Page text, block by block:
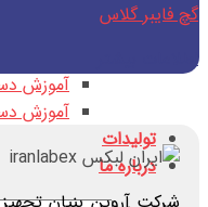
آموزش دستگاه
آموزش
آموزش
تولیدات
درباره ما
گچ فایبر گلاس
اطلاعات بیشتر